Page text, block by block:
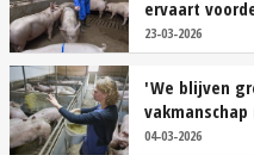
ervaart
coöperatieve
23-03-2026
'We blijven
teamaanpak'
04-03-2026